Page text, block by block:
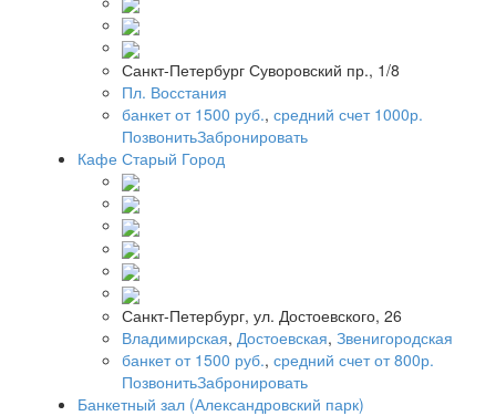
Санкт-Петербург Суворовский пр., 1/8
Пл. Восстания
банкет от 1500 руб., средний счет 1000р.
ПозвонитьЗабронировать
Кафе Старый Город
Санкт-Петербург, ул. Достоевского, 26
Владимирская, Достоевская, Звенигородская
банкет от 1500 руб., средний счет от 800р.
ПозвонитьЗабронировать
Банкетный зал (Александровский парк)